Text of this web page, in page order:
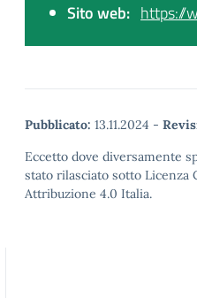
Sito web: https://
Pubblicato: 13.11.2024 -
Eccetto dove diversamente
stato rilasciato sotto Licenza
Attribuzione 4.0 Italia.